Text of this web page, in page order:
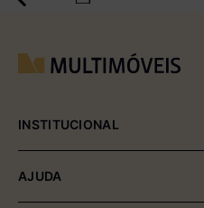
INSTITUCIONAL
Política de Entrega e
AJUDA